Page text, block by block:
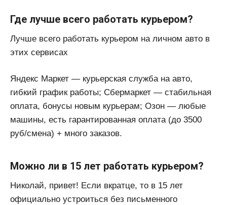
Где лучше всего работать курьером?
Лучше всего работать курьером на личном авто в
этих сервисах
Яндекс Маркет — курьерская служба на авто,
гибкий график работы; Сбермаркет — стабильная
оплата, бонусы новым курьерам; Озон — любые
машины, есть гарантированная оплата (до 3500
руб/смена) + много заказов.
Можно ли в 15 лет работать курьером?
Николай, привет! Если вкратце, то в 15 лет
официально устроиться без письменного